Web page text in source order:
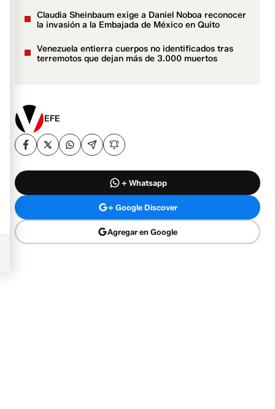
Claudia Sheinbaum exige a Daniel Noboa reconocer
la invasión a la Embajada de México en Quito
Venezuela entierra cuerpos no identificados tras
terremotos que dejan más de 3.000 muertos
EFE
+ Whatsapp
+ Google Discover
Agregar en Google